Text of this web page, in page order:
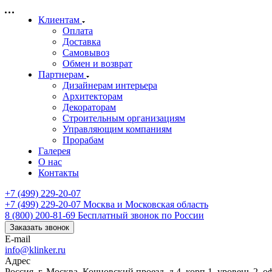
Клиентам
Оплата
Доставка
Самовывоз
Обмен и возврат
Партнерам
Дизайнерам интерьера
Архитекторам
Декораторам
Строительным организациям
Управляющим компаниям
Прорабам
Галерея
О нас
Контакты
+7 (499) 229-20-07
+7 (499) 229-20-07 Москва и Московская область
8 (800) 200-81-69 Бесплатный звонок по России
Заказать звонок
E-mail
info@klinker.ru
Адрес